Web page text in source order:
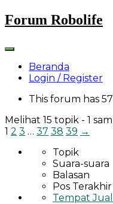
Skip
to
Forum Robolife
Beranda
Login / Register
This forum has
Melihat 15 topik - 1
1 2 3 … 37 38 39 →
Topik
Suara-suara
Balasan
Pos Terakhir
Tempat